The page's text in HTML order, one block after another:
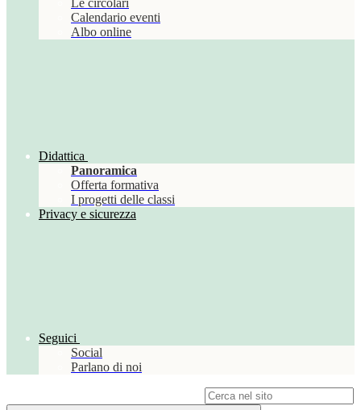
Le circolari
Calendario eventi
Albo online
Didattica
Panoramica
Offerta formativa
I progetti delle classi
Privacy e sicurezza
Seguici
Social
Parlano di noi